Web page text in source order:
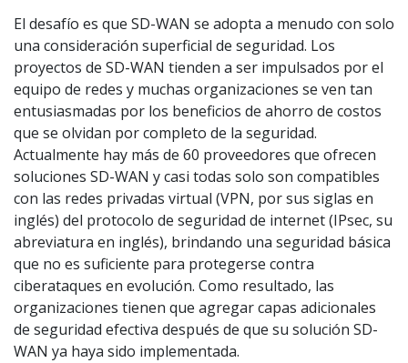
El desafío es que SD-WAN se adopta a menudo con solo
una consideración superficial de seguridad. Los
proyectos de SD-WAN tienden a ser impulsados por el
equipo de redes y muchas organizaciones se ven tan
entusiasmadas por los beneficios de ahorro de costos
que se olvidan por completo de la seguridad.
Actualmente hay más de 60 proveedores que ofrecen
soluciones SD-WAN y casi todas solo son compatibles
con las redes privadas virtual (VPN, por sus siglas en
inglés) del protocolo de seguridad de internet (IPsec, su
abreviatura en inglés), brindando una seguridad básica
que no es suficiente para protegerse contra
ciberataques en evolución. Como resultado, las
organizaciones tienen que agregar capas adicionales
de seguridad efectiva después de que su solución SD-
WAN ya haya sido implementada.